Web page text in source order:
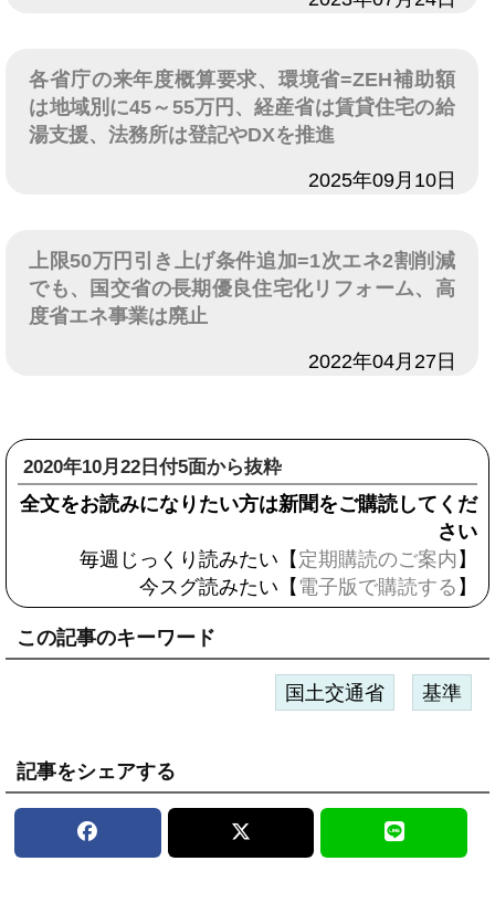
各省庁の来年度概算要求、環境省=ZEH補助額
は地域別に45～55万円、経産省は賃貸住宅の給
湯支援、法務所は登記やDXを推進
2025年09月10日
上限50万円引き上げ条件追加=1次エネ2割削減
でも、国交省の長期優良住宅化リフォーム、高
度省エネ事業は廃止
2022年04月27日
2020年10月22日付5面から抜粋
全文をお読みになりたい方は新聞をご購読してくだ
さい
毎週じっくり読みたい【 定期購読のご案内 】
今スグ読みたい【 電子版で購読する 】
この記事のキーワード
国土交通省 基準
記事をシェアする